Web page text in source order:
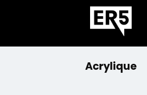
Acrylique